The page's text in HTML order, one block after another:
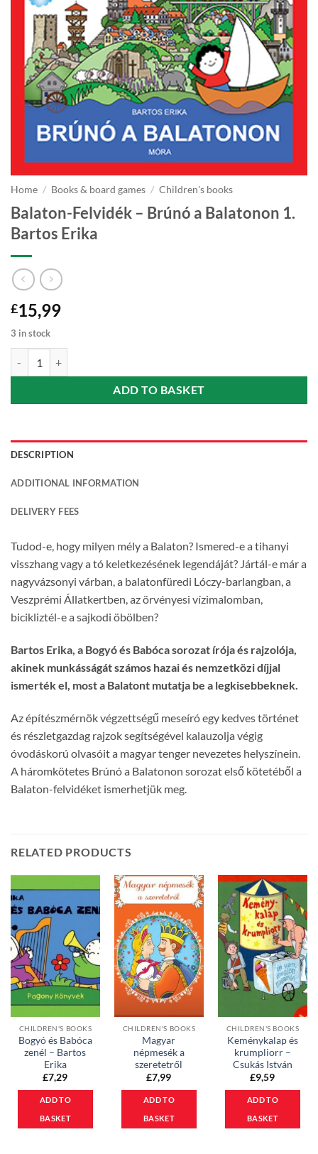
Home / Books & board games / Children's books
Balaton-Felvidék – Brúnó a Balatonon 1.
Bartos Erika
£15,99
3 in stock
ADD TO BASKET
DESCRIPTION
ADDITIONAL INFORMATION
DELIVERY FEES
Tudod-e, hogy milyen mély a Balaton? Ismered-e a tihanyi
visszhang vagy a tó keletkezésének legendáját? Jártál-e már a
nagyvázsonyi várban, a balatonfüredi Lóczy-barlangban, a
Veszprémi Állatkertben, az örvényesi vízimalomban,
bicikliztél-e a sajkodi öbölben?
Bartos Erika, a Bogyó és Babóca sorozat írója és rajzolója,
akinek munkásságát számos hazai és nemzetközi díjjal
ismerték el, most a Balatont mutatja be a legkisebbeknek.
Az építészmérnök végzettségű meseíró egy kedves történet
és részletgazdag rajzok segítségével kalauzolja végig
óvodáskorú olvasóit a magyar tenger nevezetes helyszínein.
A háromkötetes Brúnó a Balatonon sorozat első kötetéből a
Balaton-felvidéket ismerhetjük meg.
RELATED PRODUCTS
CHILDREN'S BOOKS
Bogyó és Babóca
zenél – Bartos
Erika
£7,29
ADD TO
BASKET
CHILDREN'S BOOKS
Magyar
népmesék a
szeretetről
£7,99
ADD TO
BASKET
CHILDREN'S BOOKS
Keménykalap és
krumpliorr –
Csukás István
£9,59
ADD TO
BASKET